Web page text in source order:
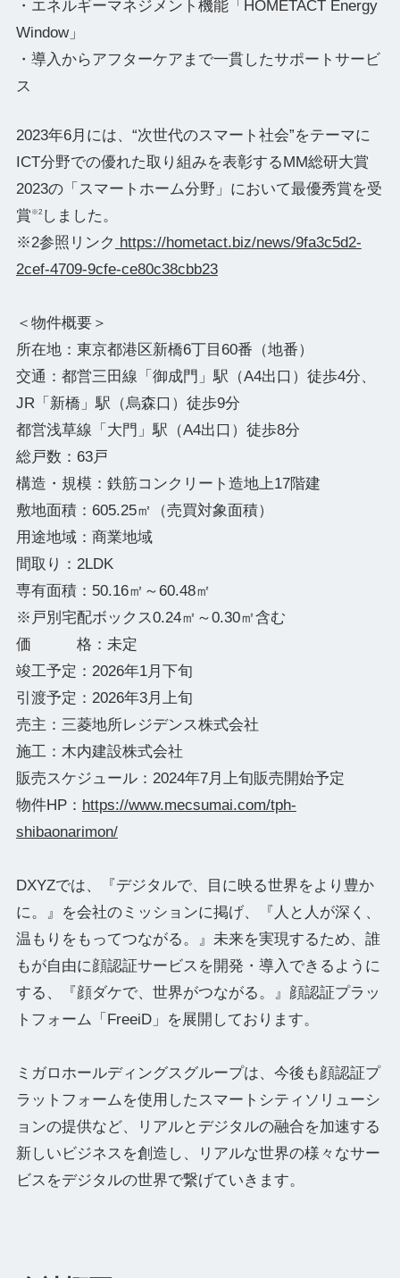
・エネルギーマネジメント機能「HOMETACT Energy
Window」
・導入からアフターケアまで一貫したサポートサービ
ス
2023年6月には、“次世代のスマート社会”をテーマに
ICT分野での優れた取り組みを表彰するMM総研大賞
2023の「スマートホーム分野」において最優秀賞を受
賞 ※2しました。
※2参照リンク https://hometact.biz/news/9fa3c5d2-
2cef-4709-9cfe-ce80c38cbb23
＜物件概要＞
所在地：東京都港区新橋6丁目60番（地番）
交通：都営三田線「御成門」駅（A4出口）徒歩4分、
JR「新橋」駅（烏森口）徒歩9分
都営浅草線「大門」駅（A4出口）徒歩8分
総戸数：63戸
構造・規模：鉄筋コンクリート造地上17階建
敷地面積：605.25㎡（売買対象面積）
用途地域：商業地域
間取り：2LDK
専有面積：50.16㎡～60.48㎡
※戸別宅配ボックス0.24㎡～0.30㎡含む
価 格：未定
竣工予定：2026年1月下旬
引渡予定：2026年3月上旬
売主：三菱地所レジデンス株式会社
施工：木内建設株式会社
販売スケジュール：2024年7月上旬販売開始予定
物件HP： https://www.mecsumai.com/tph-
shibaonarimon/
DXYZでは、『デジタルで、目に映る世界をより豊か
に。』を会社のミッションに掲げ、『人と人が深く、
温もりをもってつながる。』未来を実現するため、誰
もが自由に顔認証サービスを開発・導入できるように
する、『顔ダケで、世界がつながる。』顔認証プラッ
トフォーム「FreeiD」を展開しております。
ミガロホールディングスグループは、今後も顔認証プ
ラットフォームを使用したスマートシティソリューシ
ョンの提供など、リアルとデジタルの融合を加速する
新しいビジネスを創造し、リアルな世界の様々なサー
ビスをデジタルの世界で繋げていきます。